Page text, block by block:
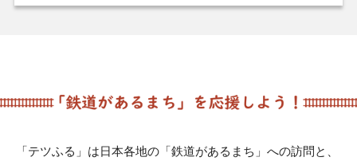
「テツふる」は日本各地の「鉄道があるまち」への訪問と、